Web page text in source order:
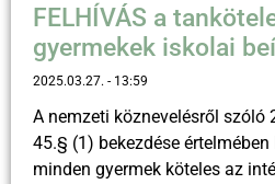
FELHÍVÁS a
gyermekek iskolai
2025.03.27. 13:59
A nemzeti köznevelésről szóló
45.§ (1) bekezdése
minden gyermek köteles az